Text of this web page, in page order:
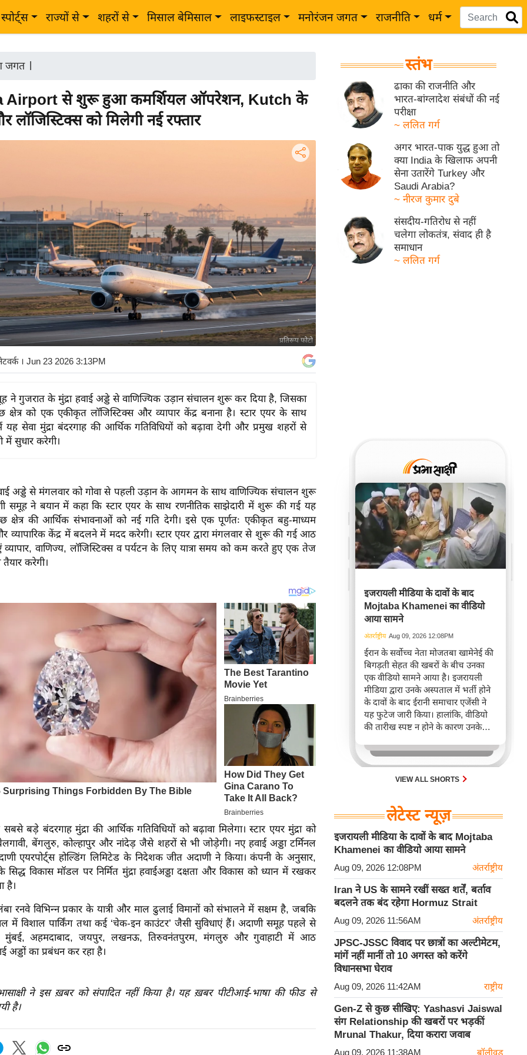
स्पोर्ट्स राज्यों से शहरों से मिसाल बेमिसाल लाइफस्टाइल मनोरंजन जगत राजनीति धर्म
जगत|
Airport से शुरू हुआ कमर्शियल ऑपरेशन, Kutch के
लॉजिस्टिक्स को मिलेगी नई रफ्तार
प्रतिरूप फोटो
। Jun 23 2026 3:13PM
ने गुजरात के मुंद्रा हवाई अड्डे से वाणिज्यिक उड़ान संचालन शुरू कर दिया है, जिसका
क्षेत्र को एक एकीकृत लॉजिस्टिक्स और व्यापार केंद्र बनाना है। स्टार एयर के साथ
यह सेवा मुंद्रा बंदरगाह की आर्थिक गतिविधियों को बढ़ावा देगी और प्रमुख शहरों से
में सुधार करेगी।
अड्डे से मंगलवार को गोवा से पहली उड़ान के आगमन के साथ वाणिज्यिक संचालन शुरू
समूह ने बयान में कहा कि स्टार एयर के साथ रणनीतिक साझेदारी में शुरू की गई यह
क्षेत्र की आर्थिक संभावनाओं को नई गति देगी। इसे एक पूर्णतः एकीकृत बहु-माध्यम
व्यापारिक केंद्र में बदलने में मदद करेगी। स्टार एयर द्वारा मंगलवार से शुरू की गई आठ
व्यापार, वाणिज्य, लॉजिस्टिक्स व पर्यटन के लिए यात्रा समय को कम करते हुए एक तेज
तैयार करेगी।
बड़े बंदरगाह मुंद्रा की आर्थिक गतिविधियों को बढ़ावा मिलेगा। स्टार एयर मुंद्रा को
बेंगलुरु, कोल्हापुर और नांदेड़ जैसे शहरों से भी जोड़ेगी। नए हवाई अड्डा टर्मिनल
एयरपोर्ट्स होल्डिंग लिमिटेड के निदेशक जीत अदाणी ने किया। कंपनी के अनुसार,
विकास मॉडल पर निर्मित मुंद्रा हवाईअड्डा दक्षता और विकास को ध्यान में रखकर
है।
रनवे विभिन्न प्रकार के यात्री और माल ढुलाई विमानों को संभालने में सक्षम है, जबकि
में विशाल पार्किंग तथा कई ‘चेक-इन काउंटर’ जैसी सुविधाएं हैं। अदाणी समूह पहले से
मुंबई, अहमदाबाद, जयपुर, लखनऊ, तिरुवनंतपुरम, मंगलुरु और गुवाहाटी में आठ
अड्डों का प्रबंधन कर रहा है।
ने इस ख़बर को संपादित नहीं किया है। यह ख़बर पीटीआई-भाषा की फीड से
है।
स्तंभ
ढाका की राजनीति और
भारत-बांग्लादेश संबंधों की नई
परीक्षा
~ ललित गर्ग
अगर भारत-पाक युद्ध हुआ तो
क्या India के खिलाफ अपनी
सेना उतारेंगे Turkey और
Saudi Arabia?
~ नीरज कुमार दुबे
संसदीय-गतिरोध से नहीं
चलेगा लोकतंत्र, संवाद ही है
समाधान
~ ललित गर्ग
इजरायली मीडिया के दावों के बाद
Mojtaba Khamenei का वीडियो
आया सामने
अंतर्राष्ट्रीय Aug 09, 2026 12:08PM
ईरान के सर्वोच्च नेता मोजतबा खामेनेई की
बिगड़ती सेहत की खबरों के बीच उनका
एक वीडियो सामने आया है। इजरायली
मीडिया द्वारा उनके अस्पताल में भर्ती होने
के दावों के बाद ईरानी समाचार एजेंसी ने
यह फुटेज जारी किया। हालांकि, वीडियो
की तारीख स्पष्ट न होने के कारण उनके
है।
VIEW ALL SHORTS
लेटेस्ट न्यूज़
इजरायली मीडिया के दावों के बाद Mojtaba
Khamenei का वीडियो आया सामने
Aug 09, 2026 12:08PM अंतर्राष्ट्रीय
Iran ने US के सामने रखीं सख्त शर्तें, बर्ताव
बदलने तक बंद रहेगा Hormuz Strait
Aug 09, 2026 11:56AM अंतर्राष्ट्रीय
JPSC-JSSC विवाद पर छात्रों का अल्टीमेटम,
मांगें नहीं मानीं तो 10 अगस्त को करेंगे
विधानसभा घेराव
Aug 09, 2026 11:42AM राष्ट्रीय
Gen-Z से कुछ सीखिए: Yashasvi Jaiswal
संग Relationship की खबरों पर भड़कीं
Mrunal Thakur, दिया करारा जवाब
Aug 09, 2026 11:38AM बॉलीवुड